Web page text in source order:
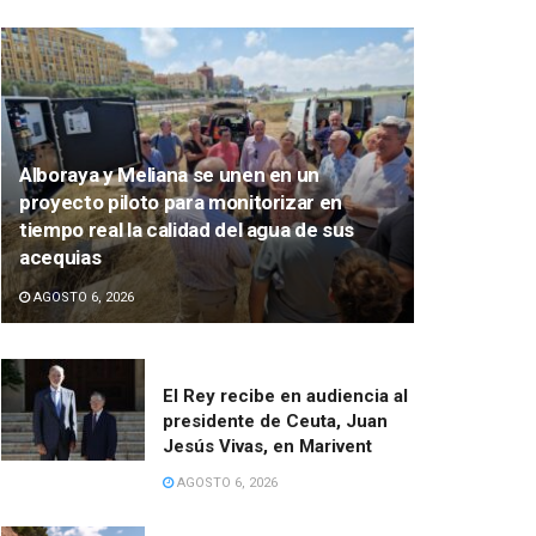
Alboraya y Meliana se unen en un
proyecto piloto para monitorizar en
tiempo real la calidad del agua de sus
acequias
AGOSTO 6, 2026
El Rey recibe en audiencia al
presidente de Ceuta, Juan
Jesús Vivas, en Marivent
AGOSTO 6, 2026